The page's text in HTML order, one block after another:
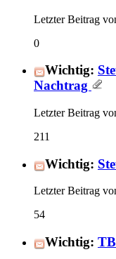
Letzter Beitrag
0
Wichtig:
Nachtrag
Letzter Beitrag
211
Wichtig:
Letzter Beitrag
54
Wichtig: